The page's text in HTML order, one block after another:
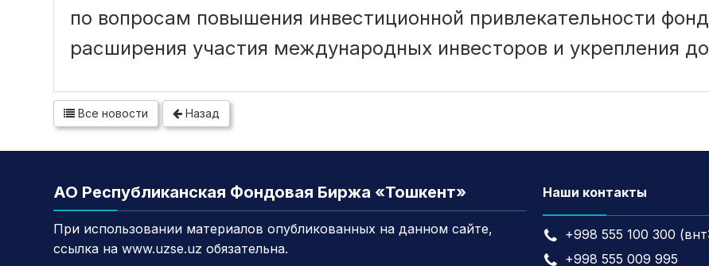
по вопросам повышения инвестиционной привлекательности
расширения участия международных инвесторов и укрепления
Все новости Назад
АО Республиканская Фондовая Биржа «Тошкент»
При использовании материалов опубликованных на данном сайте,
ссылка на www.uzse.uz обязательна.
Наши контакты
+998 555 100 300
+998 555 009 995